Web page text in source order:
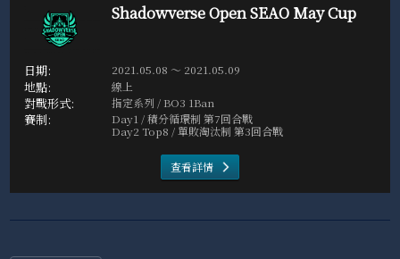
Shadowverse Open SEAO May Cup
2021.05.08 ～ 2021.05.09
線上
指定系列 / BO3 1Ban
Day1 / 積分循環制 第7回合戰
Day2 Top8 / 單敗淘汰制 第3回合戰
查看詳情